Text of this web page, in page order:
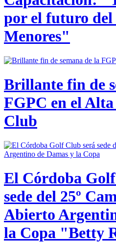
por el futuro
Menores"
Brillante fin de
FGPC en el
Club
El Córdoba
sede del 25º
Abierto
la Copa "Betty